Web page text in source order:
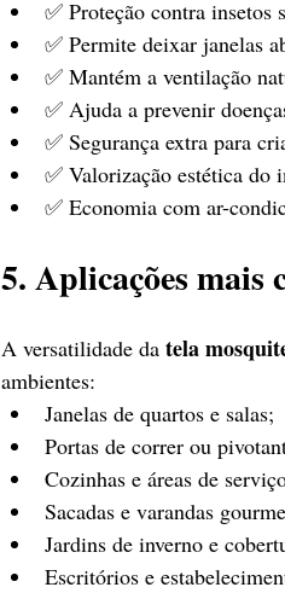
✅ Proteção contra insetos
✅ Permite deixar janelas
✅ Mantém a ventilação
✅ Ajuda a prevenir
✅ Segurança extra para
✅ Valorização estética do
✅ Economia com ar-
5. Aplicações
A versatilidade da tela
ambientes:
Janelas de quartos e salas;
Portas de correr ou
Cozinhas e áreas de
Sacadas e varandas
Jardins de inverno e
Escritórios e